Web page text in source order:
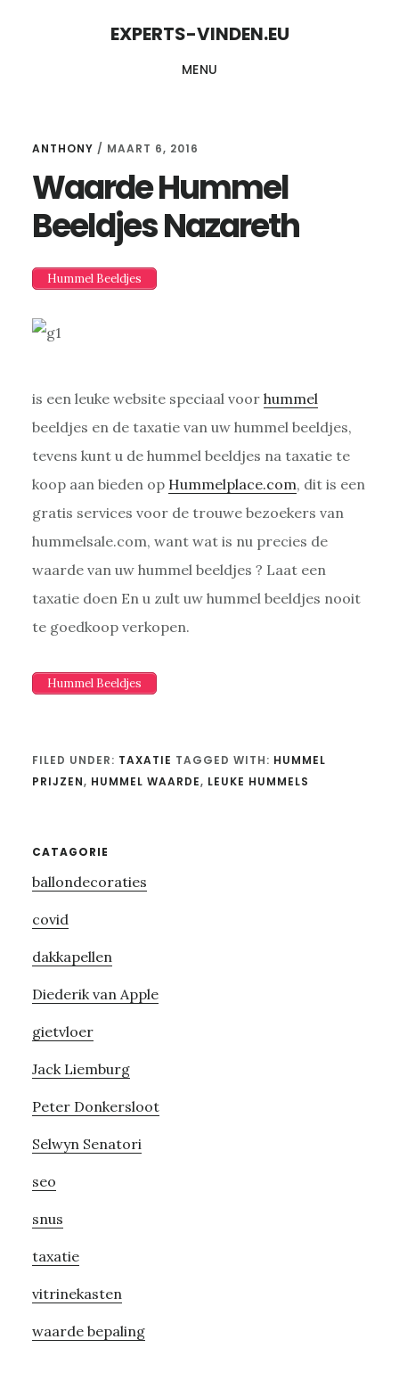
EXPERTS-VINDEN.EU
MENU
ANTHONY / MAART 6, 2016
Waarde Hummel
Beeldjes Nazareth
Hummel Beeldjes
is een leuke website speciaal voor hummel
beeldjes en de taxatie van uw hummel beeldjes,
tevens kunt u de hummel beeldjes na taxatie te
koop aan bieden op Hummelplace.com, dit is een
gratis services voor de trouwe bezoekers van
hummelsale.com, want wat is nu precies de
waarde van uw hummel beeldjes ? Laat een
taxatie doen En u zult uw hummel beeldjes nooit
te goedkoop verkopen.
Hummel Beeldjes
FILED UNDER: TAXATIE TAGGED WITH: HUMMEL
PRIJZEN, HUMMEL WAARDE, LEUKE HUMMELS
Primary
Sidebar
CATAGORIE
ballondecoraties
covid
dakkapellen
Diederik van Apple
gietvloer
Jack Liemburg
Peter Donkersloot
Selwyn Senatori
seo
snus
taxatie
vitrinekasten
waarde bepaling